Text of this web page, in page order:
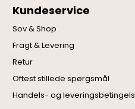
Kundeservice
Sov & Shop
Fragt & Levering
Retur
Oftest stillede spørgsmål
Handels- og